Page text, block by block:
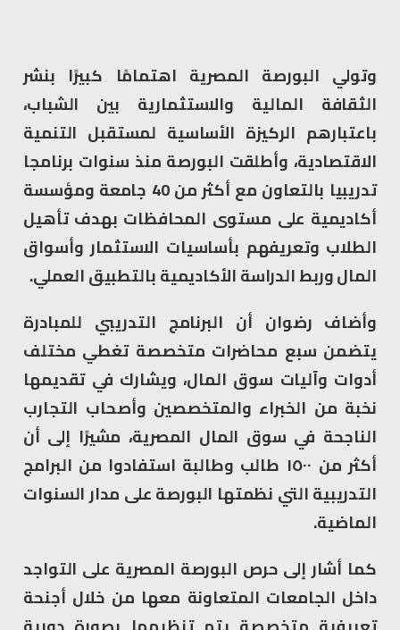
وتولي البورصة المصرية اهتمامًا كبيرًا بنشر
الثقافة المالية والاستثمارية بين الشباب،
باعتبارهم الركيزة الأساسية لمستقبل التنمية
الاقتصادية، وأطلقت البورصة منذ سنوات برنامجا
تدريبيا بالتعاون مع أكثر من 40 جامعة ومؤسسة
أكاديمية على مستوى المحافظات بهدف تأهيل
الطلاب وتعريفهم بأساسيات الاستثمار وأسواق
المال وربط الدراسة الأكاديمية بالتطبيق العملي.
وأضاف رضوان أن البرنامج التدريبي للمبادرة
يتضمن سبع محاضرات متخصصة تغطي مختلف
أدوات وآليات سوق المال، ويشارك في تقديمها
نخبة من الخبراء والمتخصصين وأصحاب التجارب
الناجحة في سوق المال المصرية، مشيرًا إلى أن
أكثر من ١٥٠٠ طالب وطالبة استفادوا من البرامج
التدريبية التي نظمتها البورصة على مدار السنوات
الماضية.
كما أشار إلى حرص البورصة المصرية على التواجد
داخل الجامعات المتعاونة معها من خلال أجنحة